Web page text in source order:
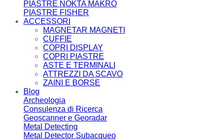
PIASTRE NOKTA MAKRO
PIASTRE FISHER
ACCESSORI
MAGNETAR MAGNETI
CUFFIE
COPRI DISPLAY
COPRI PIASTRE
ASTE E TERMINALI
ATTREZZI DA SCAVO
ZAINI E BORSE
Blog
Archeologia
Consulenza di Ricerca
Geoscanner e Georadar
Metal Detecting
Metal Detector Subacqueo